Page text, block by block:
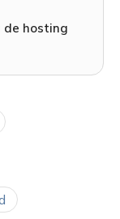
de hosting